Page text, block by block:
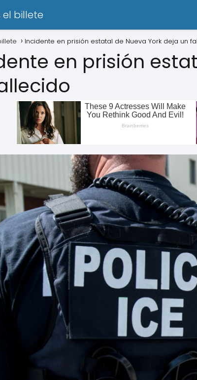
el billete
Incidente en prisión estatal de Nueva York deja un
en prisión